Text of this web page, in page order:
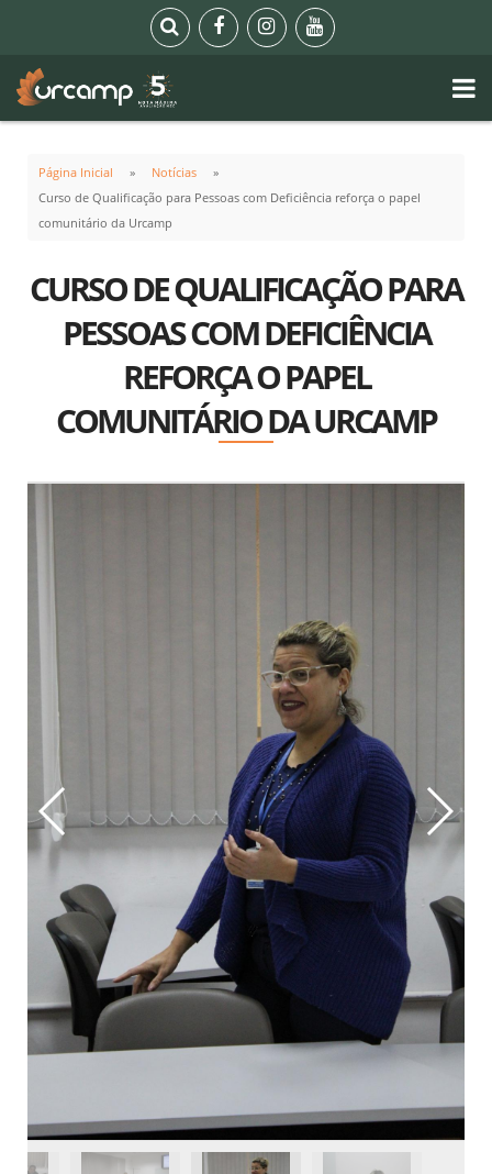
Página Inicial
Notícias
Curso de Qualificação para Pessoas com Deficiência reforça o papel
comunitário da Urcamp
CURSO DE QUALIFICAÇÃO PARA
PESSOAS COM DEFICIÊNCIA
REFORÇA O PAPEL
COMUNITÁRIO DA URCAMP